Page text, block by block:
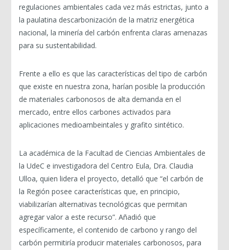
regulaciones ambientales cada vez más estrictas, junto a
la paulatina descarbonización de la matriz energética
nacional, la minería del carbón enfrenta claras amenazas
para su sustentabilidad.
Frente a ello es que las características del tipo de carbón
que existe en nuestra zona, harían posible la producción
de materiales carbonosos de alta demanda en el
mercado, entre ellos carbones activados para
aplicaciones medioambeintales y grafito sintético.
La académica de la Facultad de Ciencias Ambientales de
la UdeC e investigadora del Centro Eula, Dra. Claudia
Ulloa, quien lidera el proyecto, detalló que “el carbón de
la Región posee características que, en principio,
viabilizarían alternativas tecnológicas que permitan
agregar valor a este recurso”. Añadió que
específicamente, el contenido de carbono y rango del
carbón permitiría producir materiales carbonosos, para